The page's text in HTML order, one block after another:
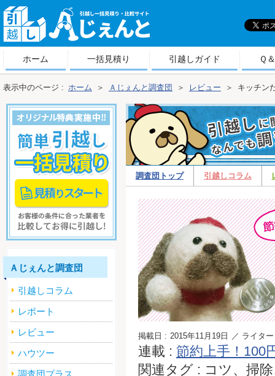
越しＡじぇんと
ホーム 一括見積り 引越しガイド Ｑ
表示中のページ : ホーム ＞ Ａじぇんと調査団 ＞ レビュー ＞ キッチン
調査団トップ 引越しコラム
掲載日 : 2015年11月19日 ／ ライタ
連載 : 節約上手！100
関連タグ : コツ、掃
Ａじぇんと調査団
引越しコラム
レポート
レビュー
ハウツー
調査団プラス